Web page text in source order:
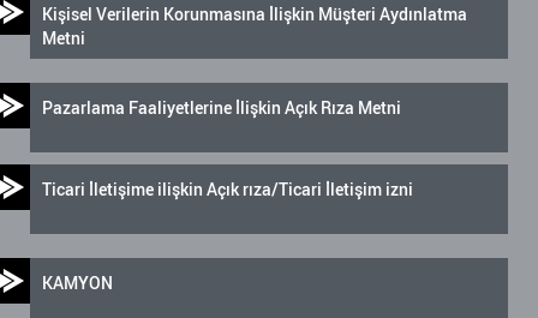
Kişisel Verilerin Korunmasına İlişkin Müşteri Aydınlatma
Metni
Pazarlama Faaliyetlerine İlişkin Açık Rıza Metni
Ticari İletişime ilişkin Açık rıza/Ticari İletişim izni
KAMYON